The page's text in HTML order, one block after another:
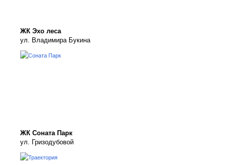
ЖК Эхо леса
ул. Владимира Букина
ЖК Соната Парк
ул. Гризодубовой